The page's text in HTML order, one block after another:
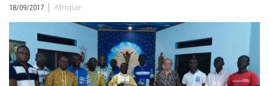
18/09/2017 | Afrique